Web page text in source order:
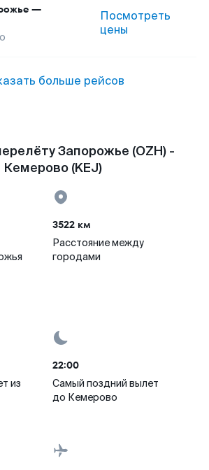
—
Посмотреть
цены
больше рейсов
Запорожье (OZH) -
Кемерово (KEJ)
3522 км
Расстояние между
городами
из
22:00
Самый поздний вылет
до Кемерово